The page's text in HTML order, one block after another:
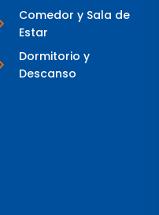
Comedor y Sala de
Estar
Dormitorio y
Descanso